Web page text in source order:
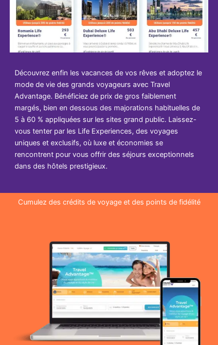
Découvrez enfin les vacances de vos rêves et adoptez le
mode de vie des grands voyageurs avec Travel
Advantage. Bénéficiez de prix de gros faiblement
margés, bien en dessous des majorations habituelles de
5 à 60 % appliquées sur les sites grand public. Laissez-
vous tenter par les Life Experiences, des voyages
uniques et exclusifs, où luxe et économies se
rencontrent pour vous offrir des séjours exceptionnels
dans des hôtels prestigieux.
Cumulez des crédits de voyage et des points de fidélité